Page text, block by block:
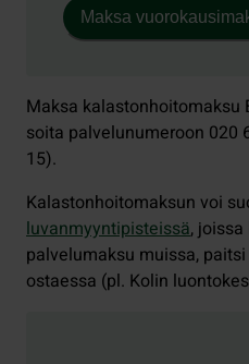
Maksa
Maksa kalastonhoitomaksu
soita palvelunumeroon 020
15).
Kalastonhoitomaksun voi
luvanmyyntipisteissä,
palvelumaksu muissa,
ostaessa (pl. Kolin